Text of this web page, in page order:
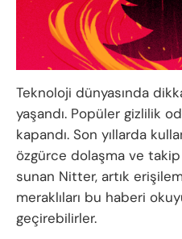
Teknoloji dünyasında
yaşandı. Popüler gizlilik
kapandı. Son yıllarda
özgürce dolaşma ve
sunan Nitter, artık
meraklıları bu haberi
geçirebilirler.